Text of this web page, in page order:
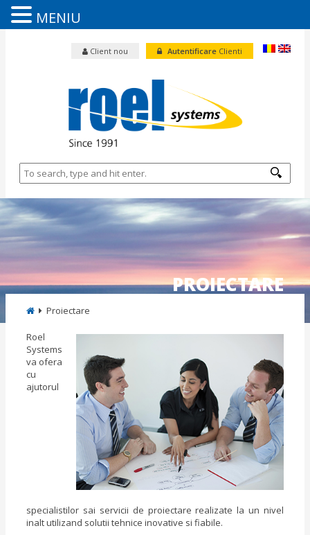
Autentificare Clienti
Client nou
PROIECTARE
Proiectare
Roel
Systems
va ofera
cu
ajutorul
specialistilor sai servicii de proiectare realizate la un nivel
inalt utilizand solutii tehnice inovative si fiabile.
MENIU